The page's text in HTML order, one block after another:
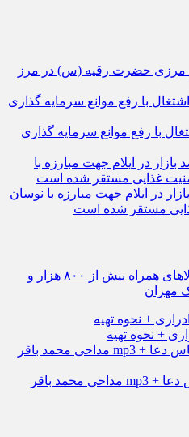
مرزی حضرت رقیه (س) در مرز
با رفع موانع سرمایه‌ گذاری
در ایلام جهت مبارزه با نوسان
مستقر شده است
انجام تشریفات گمرکی کالاهای همراه بیش از ۸۰۰ هزار و
+ نحوه تهیه
دانلود آهنگ اباصالح التماس دعا + mp3 مداحی محمد باقر